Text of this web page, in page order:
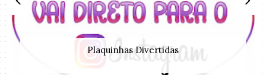
Plaquinhas Divertidas